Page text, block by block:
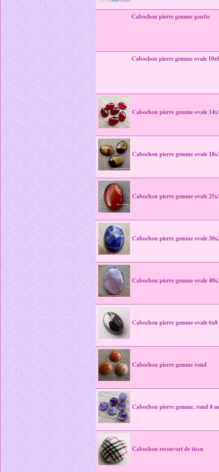
Cabochon pierre gemme goutte
Cabochon pierre gemme ovale
Cabochon pierre gemme ovale
Cabochon pierre gemme ovale
Cabochon pierre gemme ovale
Cabochon pierre gemme ovale
Cabochon pierre gemme ovale
Cabochon pierre gemme ovale
Cabochon pierre gemme rond
Cabochon pierre gemme, rond 8
Cabochon recouvert de tissu